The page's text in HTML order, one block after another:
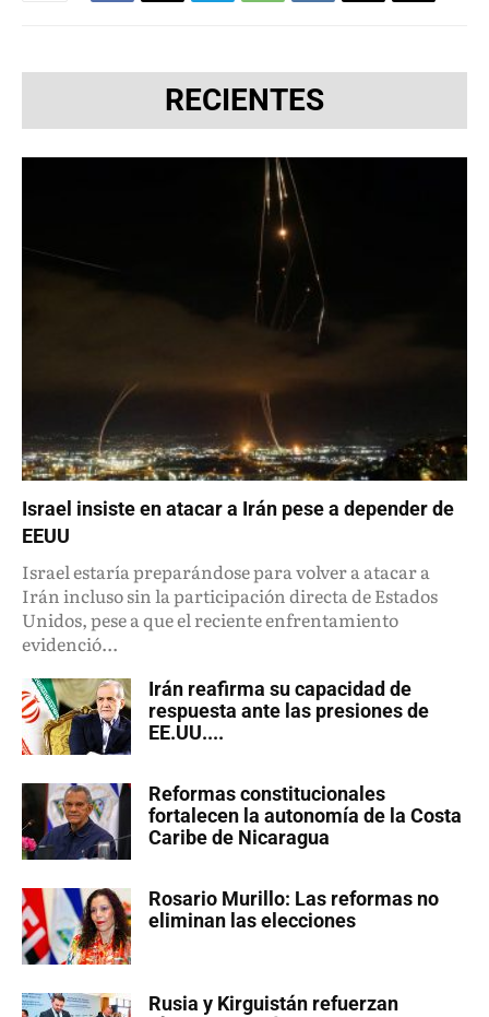
RECIENTES
Israel insiste en atacar a Irán pese a depender de
EEUU
Israel estaría preparándose para volver a atacar a
Irán incluso sin la participación directa de Estados
Unidos, pese a que el reciente enfrentamiento
evidenció...
Irán reafirma su capacidad de
respuesta ante las presiones de
EE.UU....
Reformas constitucionales
fortalecen la autonomía de la Costa
Caribe de Nicaragua
Rosario Murillo: Las reformas no
eliminan las elecciones
Rusia y Kirguistán refuerzan